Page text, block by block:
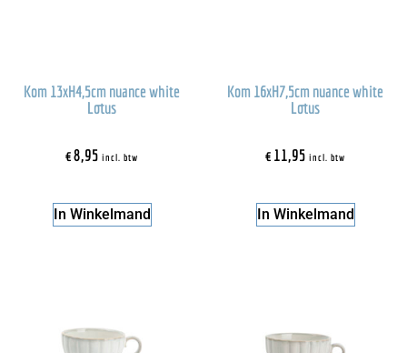
Kom 13xH4,5cm nuance white
Lotus
€8,95 incl. btw
In Winkelmand
Kom 16xH7,5cm nuance white
Lotus
€11,95 incl. btw
In Winkelmand